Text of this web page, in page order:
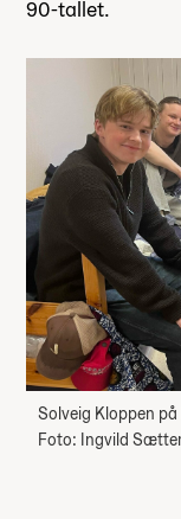
90-tallet.
Solveig Kloppen
Foto: Ingvild